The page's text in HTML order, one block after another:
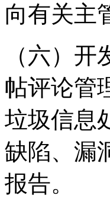
向有关主
（六）
帖评论管
垃圾信息
缺陷、漏
报告。